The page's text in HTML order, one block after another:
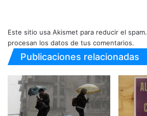
Este sitio usa Akismet para reducir el spam.
procesan los datos de tus comentarios.
Publicaciones relacionadas